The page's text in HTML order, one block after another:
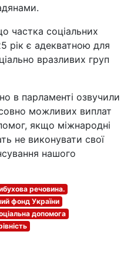
частка соціальних
рік є адекватною для
вразливих груп
в парламенті озвучили
можливих виплат
якщо міжнародні
не виконувати свої
нашого
речовина.
фонд України
допомога